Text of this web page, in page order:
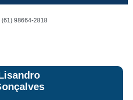
(61) 98664-2818
Bruna Eduarda